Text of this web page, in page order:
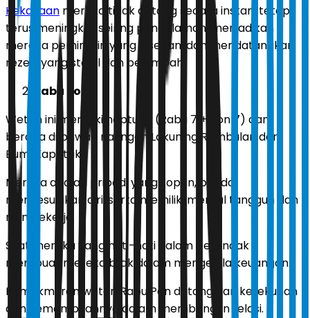
Kekayaan mereka tidak datang secara instan, tetapi
terus meningkat seiring pengalaman, menjadikan
mereka pemimpin yang disegani dan mendatangkan
rezeki yang stabil dan berlimpah.
Rabu Pon
Weton ini memiliki neptu 14 (Rabu 7 + Pon 7) dan
berada di bawah naungan Lakuning Rembulan dan
Bumi Kapetak.
Mereka adalah pribadi yang sopan, pandai
menyesuaikan diri, serta memiliki mental tangguh dan
rajin bekerja.
Sifat mereka yang hati-hati dalam bertindak
membuat mereka bijak dalam mengelola keuangan.
Kemakmuran weton Rabu Pon datang dari ketekunan
dan kemampuannya dalam membangun relasi.